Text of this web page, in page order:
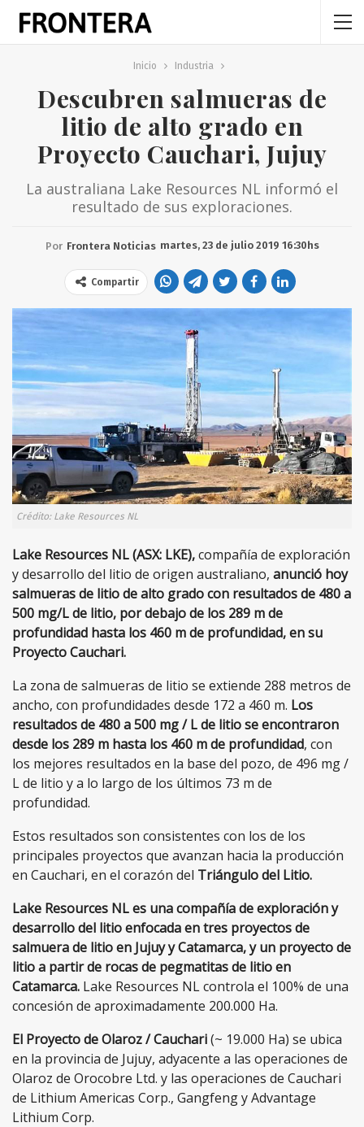
Inicio Industria
Descubren salmueras de
litio de alto grado en
Proyecto Cauchari, Jujuy
La australiana Lake Resources NL informó el
resultado de sus exploraciones.
Por Frontera Noticias martes, 23 de julio 2019 16:30hs
Compartir
Crédito: Lake Resources NL
Lake Resources NL (ASX: LKE),compañía de exploración
y desarrollo del litio de origen australiano, anunció hoy
salmueras de litio de alto grado con resultados de 480 a
500 mg/L de litio, por debajo de los 289 m de
profundidad hasta los 460 m de profundidad, en su
Proyecto Cauchari.
La zona de salmueras de litio se extiende 288 metros de
ancho, con profundidades desde 172 a 460 m. Los
resultados de 480 a 500 mg / L de litio se encontraron
desde los 289 m hasta los 460 m de profundidad, con
los mejores resultados en la base del pozo, de 496 mg /
L de litio y a lo largo de los últimos 73 m de
profundidad.
Estos resultados son consistentes con los de los
principales proyectos que avanzan hacia la producción
en Cauchari, en el corazón del Triángulo del Litio.
Lake Resources NL es una compañía de exploración y
desarrollo del litio enfocada en tres proyectos de
salmuera de litio en Jujuy y Catamarca, y un proyecto de
litio a partir de rocas de pegmatitas de litio en
Catamarca. Lake Resources NL controla el 100% de una
concesión de aproximadamente 200.000 Ha.
El Proyecto de Olaroz / Cauchari(~ 19.000 Ha) se ubica
en la provincia de Jujuy, adyacente a las operaciones de
Olaroz de Orocobre Ltd. y las operaciones de Cauchari
de Lithium Americas Corp., Gangfeng y Advantage
Lithium Corp.